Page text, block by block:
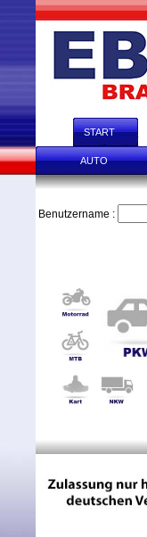
START
AUTO
Benutzername :